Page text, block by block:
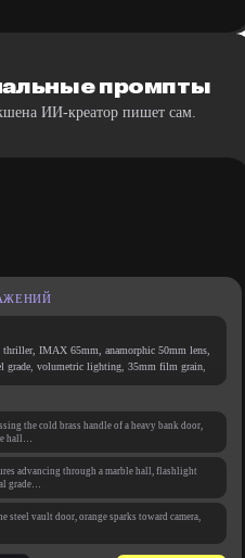
промпты
ИИ-креатор пишет сам.
IMAX 65mm, anamorphic 50mm lens,
grade, volumetric lighting, 35mm film grain,
the cold brass handle of a heavy bank door,
hall…
advancing through a marble hall, flashlight
grade…
vault door, orange sparks toward camera,